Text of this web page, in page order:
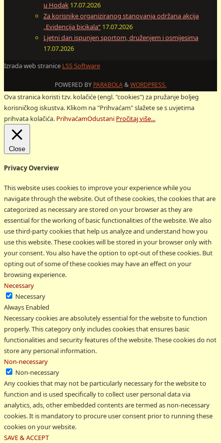
u Hodak 17.07.2026
Za korisnike organiziranog stanovanja održana akcija
„Evidencija bicikala“ 17.07.2026
Ljetni dan ispunjen sportom, druženjem i osmijesima
17.07.2026
Izrada web stranice LSS Software
POWERED BY PARABOLA&WORDPRESS.
Ova stranica koristi tzv. kolačiće (engl. "cookies") za pružanje boljeg
korisničkog iskustva. Klikom na "Prihvaćam" slažete se s uvjetima
prihvata kolačića. PrihvaćamOdustani Pročitaj više...
Close
Privacy Overview
This website uses cookies to improve your experience while you
navigate through the website. Out of these cookies, the cookies that are
categorized as necessary are stored on your browser as they are
essential for the working of basic functionalities of the website. We also
use third-party cookies that help us analyze and understand how you
use this website. These cookies will be stored in your browser only with
your consent. You also have the option to opt-out of these cookies. But
opting out of some of these cookies may have an effect on your
browsing experience.
Necessary
Necessary
Always Enabled
Necessary cookies are absolutely essential for the website to function
properly. This category only includes cookies that ensures basic
functionalities and security features of the website. These cookies do not
store any personal information.
Non-necessary
Non-necessary
Any cookies that may not be particularly necessary for the website to
function and is used specifically to collect user personal data via
analytics, ads, other embedded contents are termed as non-necessary
cookies. It is mandatory to procure user consent prior to running these
cookies on your website.
SAVE & ACCEPT